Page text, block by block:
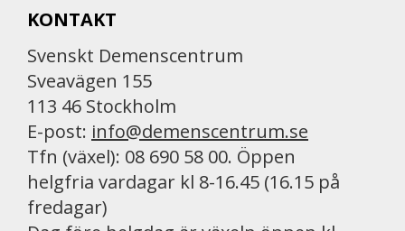
KONTAKT
Svenskt Demenscentrum
Sveavägen 155
113 46 Stockholm
E-post: info@demenscentrum.se
Tfn (växel): 08 690 58 00. Öppen
helgfria vardagar kl 8-16.45 (16.15 på
fredagar)